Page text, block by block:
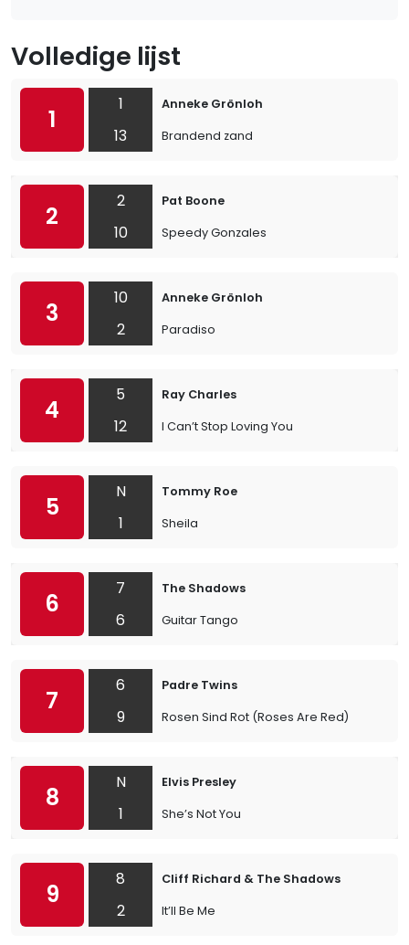
Volledige lijst
1
1
13
Anneke Grönloh
Brandend zand
2
2
10
Pat Boone
Speedy Gonzales
3
10
2
Anneke Grönloh
Paradiso
4
5
12
Ray Charles
I Can’t Stop Loving You
5
N
1
Tommy Roe
Sheila
6
7
6
The Shadows
Guitar Tango
7
6
9
Padre Twins
Rosen Sind Rot (Roses Are Red)
8
N
1
Elvis Presley
She’s Not You
9
8
2
Cliff Richard & The Shadows
It’ll Be Me